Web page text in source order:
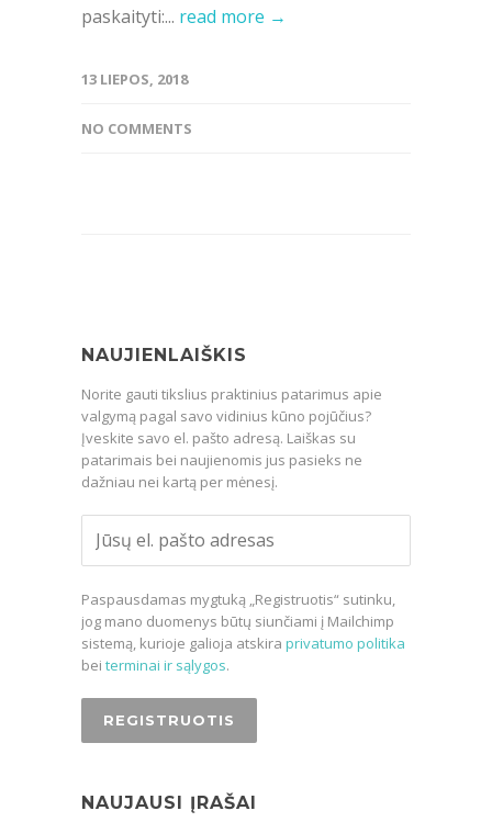
paskaityti:... read more →
13 LIEPOS, 2018
NO COMMENTS
NAUJIENLAIŠKIS
Norite gauti tikslius praktinius patarimus apie
valgymą pagal savo vidinius kūno pojūčius?
Įveskite savo el. pašto adresą. Laiškas su
patarimais bei naujienomis jus pasieks ne
dažniau nei kartą per mėnesį.
Paspausdamas mygtuką „Registruotis“ sutinku,
jog mano duomenys būtų siunčiami į Mailchimp
sistemą, kurioje galioja atskira privatumo politika
bei terminai ir sąlygos.
NAUJAUSI ĮRAŠAI